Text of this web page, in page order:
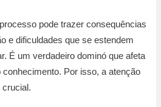
pode trazer consequências
e dificuldades que se estendem
É um verdadeiro dominó que afeta
Por isso, a atenção
crucial.